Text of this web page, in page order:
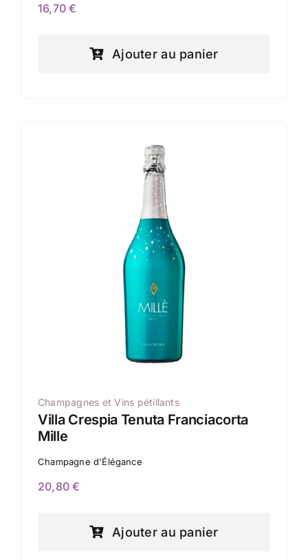
16,70€
Ajouter au panier
Champagnes et Vins pétillants
Villa Crespia Tenuta Franciacorta
Mille
Champagne d'Élégance
20,80€
Ajouter au panier